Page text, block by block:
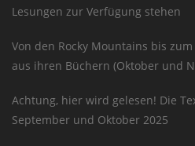
Lesungen zur Verfügung stehen
Von den Rocky Mountains bis
aus ihren Büchern (Oktober und
Achtung, hier wird gelesen! Die
September und Oktober 2025